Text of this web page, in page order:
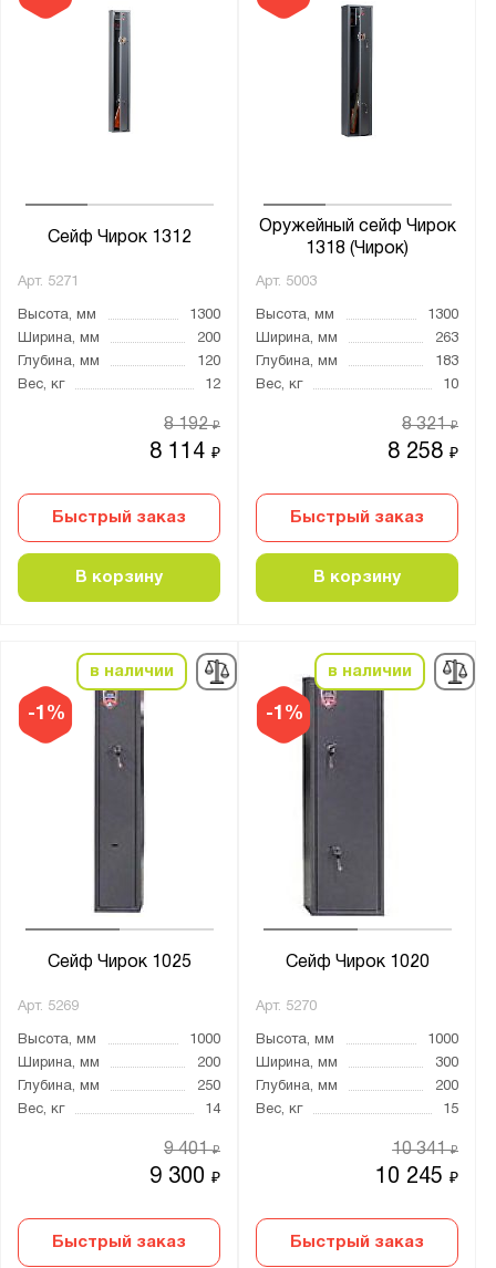
Сейф Чирок 1312
Арт. 5271
Высота, мм
1300
Ширина, мм
200
Глубина, мм
120
Вес, кг
12
8 114₽
8 192₽
Быстрый заказ
В корзину
Оружейный сейф Чирок
1318 (Чирок)
Арт. 5003
Высота, мм
1300
Ширина, мм
263
Глубина, мм
183
Вес, кг
10
8 258₽
8 321₽
Быстрый заказ
В корзину
-1%
в наличии
Сейф Чирок 1025
Арт. 5269
Высота, мм
1000
Ширина, мм
200
Глубина, мм
250
Вес, кг
14
9 300₽
9 401₽
Быстрый заказ
-1%
в наличии
Сейф Чирок 1020
Арт. 5270
Высота, мм
1000
Ширина, мм
300
Глубина, мм
200
Вес, кг
15
10 245₽
10 341₽
Быстрый заказ
натуральное дерево
Трейзер:
Тип замка:
2 кодовых электронных
3 ключевых
Кодовый электронный и ключевой
Количество стволов :
от
Максимальная высота ствола, мм:
Агатовый серый (RAL 7038)
Графитовый серый (RAL 7024)
Для документов
Для оружия
Металл